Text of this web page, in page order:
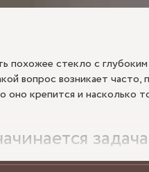
похожее стекло с
вопрос возникает часто,
оно крепится и насколько
задача